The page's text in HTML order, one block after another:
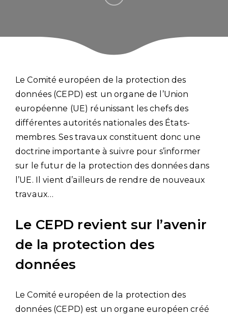
Le Comité européen de la protection des
données (CEPD) est un organe de l’Union
européenne (UE) réunissant les chefs des
différentes autorités nationales des États-
membres. Ses travaux constituent donc une
doctrine importante à suivre pour s’informer
sur le futur de la protection des données dans
l’UE. Il vient d’ailleurs de rendre de nouveaux
travaux…
Le CEPD revient sur l’avenir
de la protection des
données
Le Comité européen de la protection des
données (CEPD) est un organe européen créé